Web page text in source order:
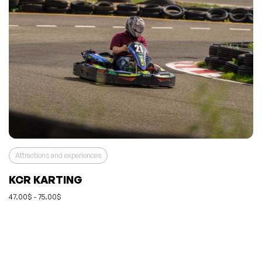
Attractions and experiences
KCR KARTING
47.00$ - 75.00$